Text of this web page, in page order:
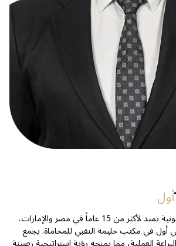
يتمتع د. محمد بخبرة قانونية تمتد لأكثر من 15 عاماً في مصر والإمارات،
أول في مكتب حليمة النقبي للمحاماة. يجمع